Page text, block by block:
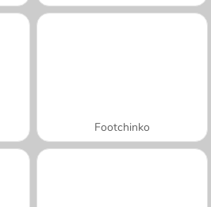
Footchinko